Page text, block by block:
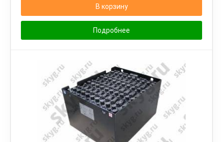
В корзину
Подробнее